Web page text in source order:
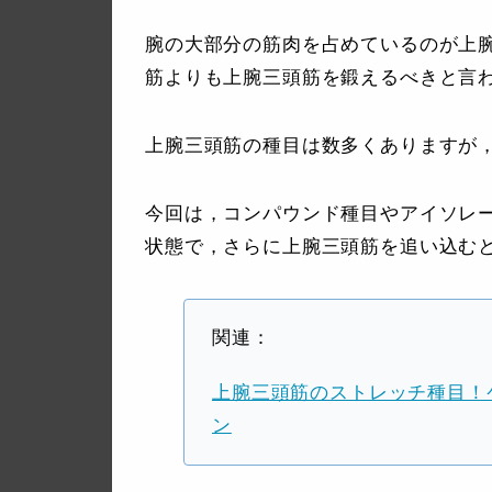
腕の大部分の筋肉を占めているのが上
筋よりも上腕三頭筋を鍛えるべきと言
上腕三頭筋の種目は数多くあります
今回は，コンパウンド種目やアイソレ
状態で，さらに上腕三頭筋を追い込む
関連：
上腕三頭筋のストレッチ種目
ン